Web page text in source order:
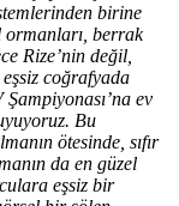
birine
ormanları, berrak
Rize’nin değil,
coğrafyada
ev
Bu
ötesinde, sıfır
da en güzel
eşsiz bir